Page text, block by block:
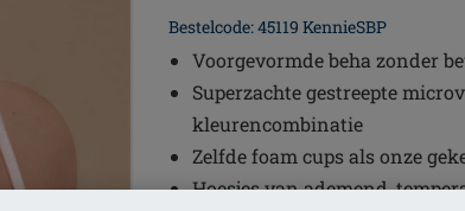
Bestelcode: 45119 KennieSBP
Voorgevormde beha zonder
Superzachte gestreepte
kleurencombinatie
Zelfde foam cups als onze
Hoesjes van ademend,